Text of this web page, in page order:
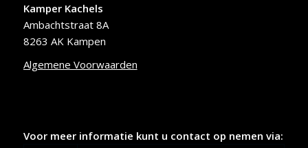
Kamper Kachels
Ambachtstraat 8A
8263 AK Kampen
Algemene Voorwaarden
Voor meer informatie kunt u contact op nemen via: